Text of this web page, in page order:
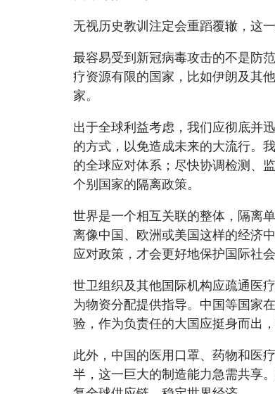
无视历史教训注定会重蹈覆辙，这一
最容易受到新冠病毒攻击的不是防
疗资源有限的国家，比如伊朗及其
家。
出于全球利益考虑，我们应彻底并
的方式，以免造成未来的大流行。
的全球应对体系；尽快协调检测、
个别国家的隔离政策。
世界是一个相互关联的整体，隔离
离像中国、欧洲或美国这样的经济
应对政策，才会更好地保护国际社会
世卫组织及其他国际机构应疏通医
为物资分配提供指导。中国等国家
验，作为负责任的大国应挺身而出
此外，中国的医用口罩、药物和医
半，这一巨大的制造能力急需共享